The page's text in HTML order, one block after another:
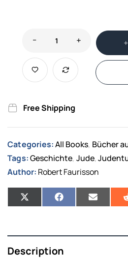
Free Shipping
Categories: All Books, Bücher
Tags:Geschichte, Jude,
Author: Robert Faurisson
Description